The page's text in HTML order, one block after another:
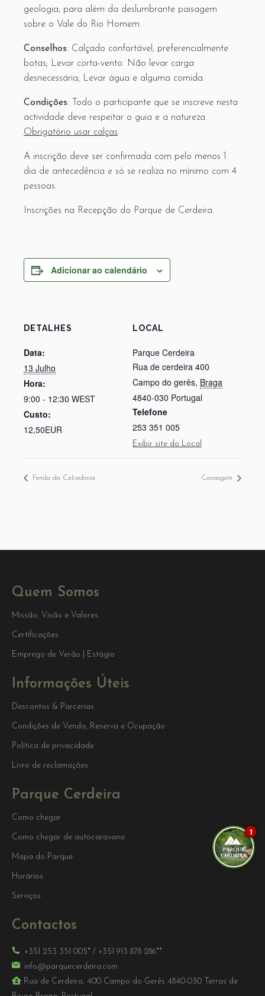
geologia, para além da deslumbrante paisagem
sobre o Vale do Rio Homem.
Conselhos: Calçado confortável, preferencialmente
botas; Levar corta-vento. Não levar carga
desnecessária; Levar água e alguma comida.
Condições: Todo o participante que se inscreve nesta
actividade deve respeitar o guia e a natureza.
Obrigatório usar calças.
A inscrição deve ser confirmada com pelo menos 1
dia de antecedência e só se realiza no mínimo com 4
pessoas.
Inscrições na Recepção do Parque de Cerdeira.
Adicionar ao calendário
DETALHES
Data:
13 Julho
Hora:
9:00 - 12:30 WEST
Custo:
12,50EUR
LOCAL
Parque Cerdeira
Rua de cerdeira 400
Campo do gerês, Braga
4840-030 Portugal
Telefone
253 351 005
Exibir site do Local
Fenda da Calcedónia Canoagem
Quem Somos
Missão, Visão e Valores
Certificações
Emprego de Verão | Estágio
Informações Úteis
Descontos & Parcerias
Condições de Venda, Reserva e Ocupação
Política de privacidade
Livro de reclamações
Parque Cerdeira
Como chegar
Como chegar de autocaravana
Mapa do Parque
Horários
Serviços
Contactos
+351 253 351 005* / +351 913 878 286**
info@parquecerdeira.com
Rua de Cerdeira, 400 Campo do Gerês 4840-030 Terras de
1